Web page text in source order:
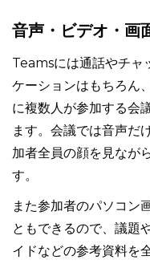
音声・ビデオ・画
Teamsには通話やチャ
ケーションはもちろん
に複数人が参加する会
ます。会議では音声だ
加者全員の顔を見なが
す。
また参加者のパソコン
ともできるので、議題
イドなどの参考資料を